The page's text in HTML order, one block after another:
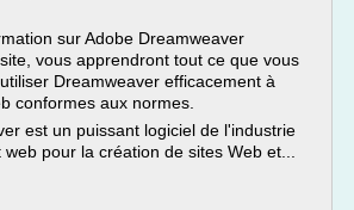
sur Adobe Dreamweaver
vous apprendront tout ce que vous
Dreamweaver efficacement à
conformes aux normes.
est un puissant logiciel de l'industrie
pour la création de sites Web et...